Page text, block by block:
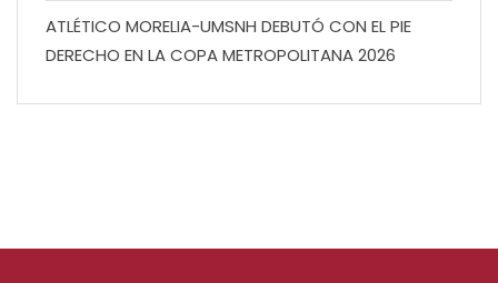
ATLÉTICO MORELIA-UMSNH DEBUTÓ CON EL PIE
DERECHO EN LA COPA METROPOLITANA 2026